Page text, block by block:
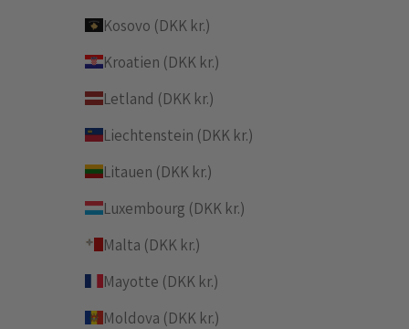
Kosovo (DKK kr.)
Kroatien (DKK kr.)
Letland (DKK kr.)
Liechtenstein (DKK kr.)
Litauen (DKK kr.)
Luxembourg (DKK kr.)
Malta (DKK kr.)
Mayotte (DKK kr.)
Moldova (DKK kr.)